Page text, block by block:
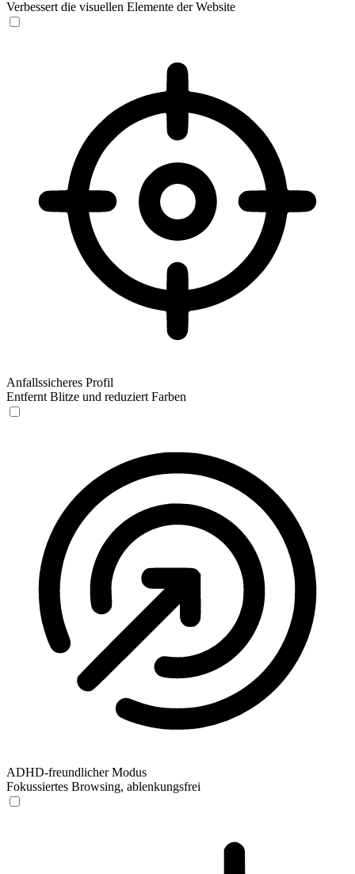
Verbessert die visuellen Elemente der Website
Anfallssicheres Profil
Entfernt Blitze und reduziert Farben
ADHD-freundlicher Modus
Fokussiertes Browsing, ablenkungsfrei